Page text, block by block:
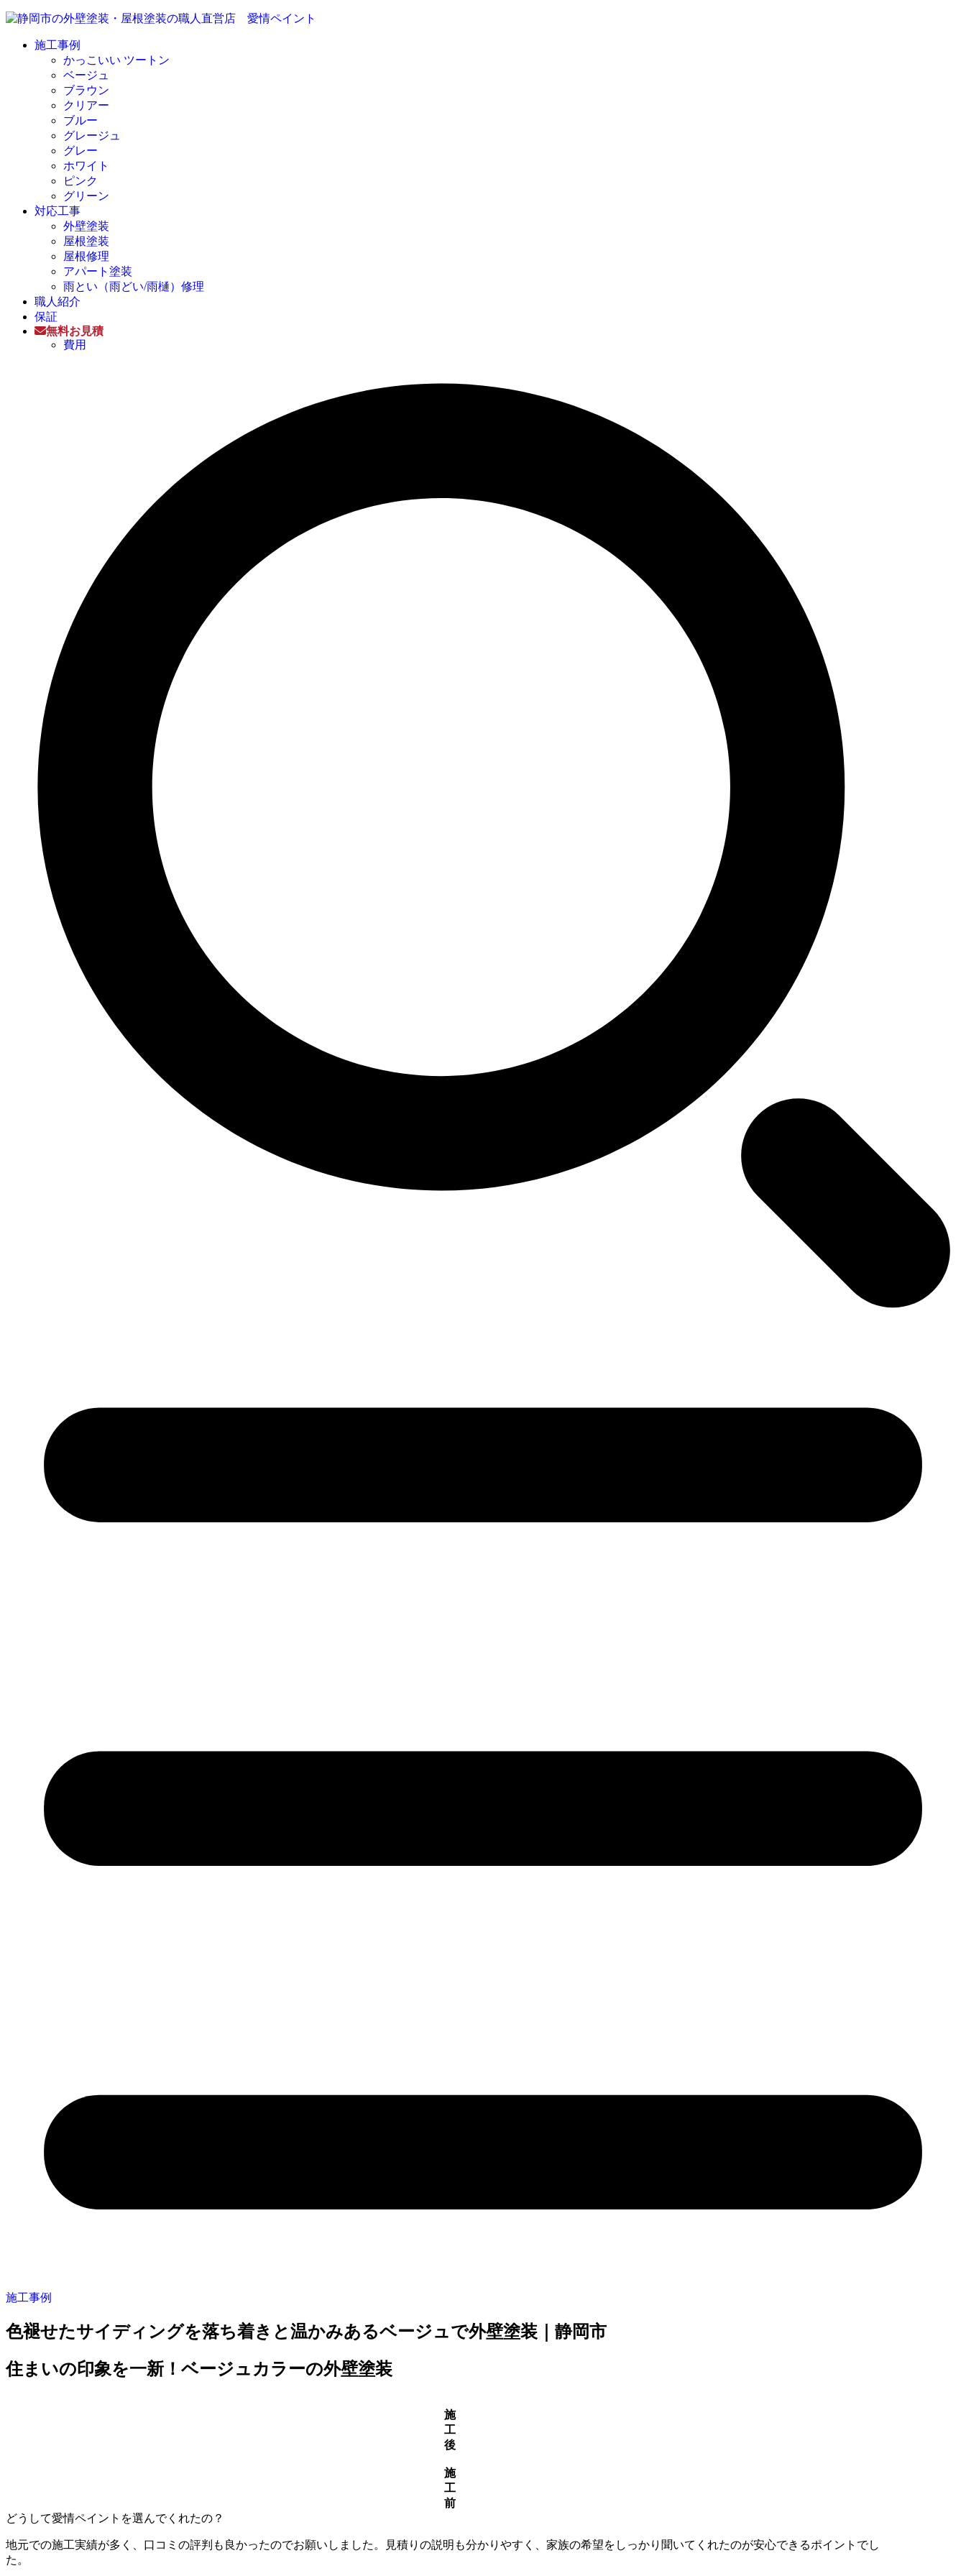
施工事例
かっこいい ツートン
ベージュ
ブラウン
クリアー
ブルー
グレージュ
グレー
ホワイト
ピンク
グリーン
対応工事
外壁塗装
屋根塗装
屋根修理
アパート塗装
雨とい（雨どい/雨樋）修理
職人紹介
保証
無料お見積
費用
施工事例
色褪せたサイディングを落ち着きと温かみあるベージュで外壁塗装｜静岡市
住まいの印象を一新！ベージュカラーの外壁塗装
施
工
後
施
工
前
どうして愛情ペイントを選んでくれたの？
地元での施工実績が多く、口コミの評判も良かったのでお願いしました。見積りの説明も分かりやすく、家族の希望をしっかり聞いてくれたのが安心できるポイントでし
た。